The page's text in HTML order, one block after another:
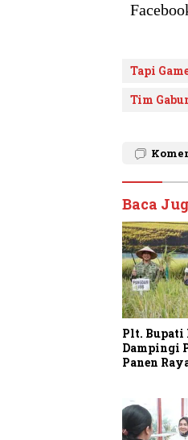
Tapi
Tim
Baca
Plt. Bupati
Dampingi
Panen